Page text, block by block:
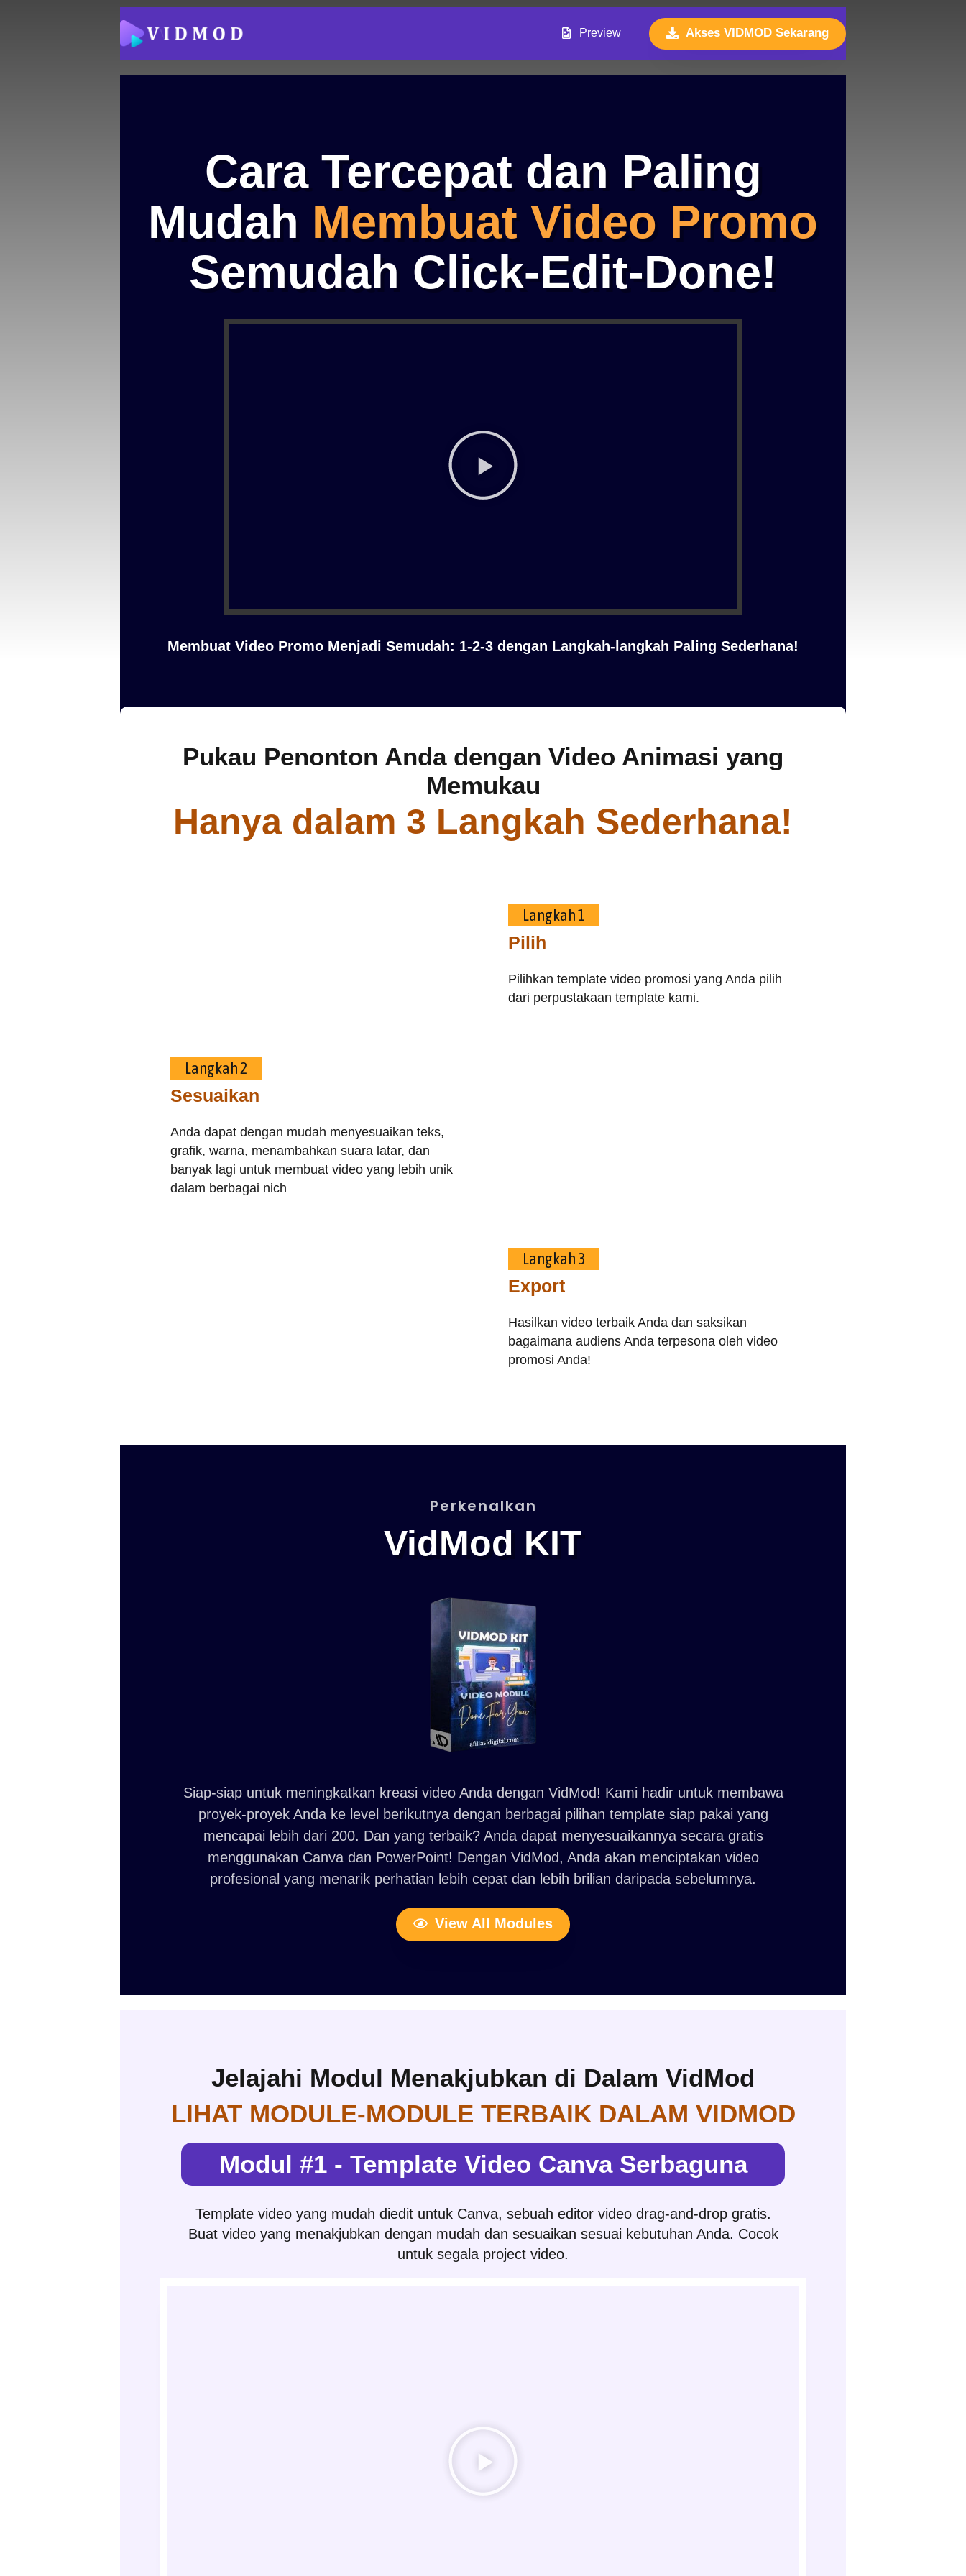
Preview Akses VIDMOD Sekarang
Cara Tercepat dan Paling
Mudah Membuat Video Promo
Semudah Click-Edit-Done!
Membuat Video Promo Menjadi Semudah: 1-2-3 dengan Langkah-langkah Paling Sederhana!
Pukau Penonton Anda dengan Video Animasi yang
Memukau
Hanya dalam 3 Langkah Sederhana!
Langkah 1
Pilih
Pilihkan template video promosi yang Anda pilih
dari perpustakaan template kami.
Langkah 2
Sesuaikan
Anda dapat dengan mudah menyesuaikan teks,
grafik, warna, menambahkan suara latar, dan
banyak lagi untuk membuat video yang lebih unik
dalam berbagai nich
Langkah 3
Export
Hasilkan video terbaik Anda dan saksikan
bagaimana audiens Anda terpesona oleh video
promosi Anda!
Perkenalkan
VidMod KIT
Siap-siap untuk meningkatkan kreasi video Anda dengan VidMod! Kami hadir untuk membawa
proyek-proyek Anda ke level berikutnya dengan berbagai pilihan template siap pakai yang
mencapai lebih dari 200. Dan yang terbaik? Anda dapat menyesuaikannya secara gratis
menggunakan Canva dan PowerPoint! Dengan VidMod, Anda akan menciptakan video
profesional yang menarik perhatian lebih cepat dan lebih brilian daripada sebelumnya.
View All Modules
Jelajahi Modul Menakjubkan di Dalam VidMod
LIHAT MODULE-MODULE TERBAIK DALAM VIDMOD
Modul #1 - Template Video Canva Serbaguna
Template video yang mudah diedit untuk Canva, sebuah editor video drag-and-drop gratis.
Buat video yang menakjubkan dengan mudah dan sesuaikan sesuai kebutuhan Anda. Cocok
untuk segala project video.